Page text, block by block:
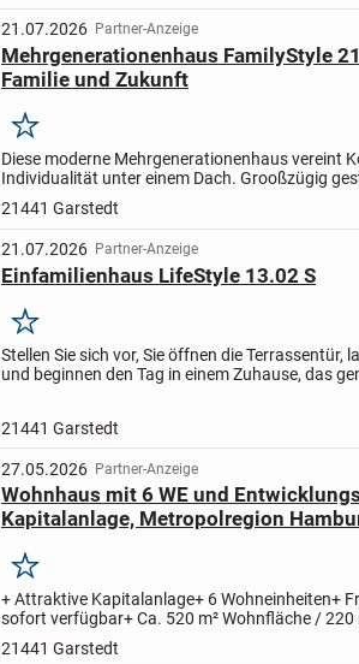
21.07.2026 Partner-Anzeige
Mehrgenerationenhaus FamilyStyle
Familie und Zukunft
Merken
Diese moderne Mehrgenerationenhaus vereint
Individualität unter einem Dach. Grooßzügig
schaffen Platz für mehrere Generationen und
21441 Garstedt
21.07.2026 Partner-Anzeige
Einfamilienhaus LifeStyle 13.02 S
Merken
Stellen Sie sich vor, Sie öffnen die Terrassentür,
und beginnen den Tag in einem Zuhause, das
21441 Garstedt
27.05.2026 Partner-Anzeige
Wohnhaus mit 6 WE und
Kapitalanlage, Metropolregion
Merken
+ Attraktive Kapitalanlage+ 6 Wohneinheiten+
sofort verfügbar+ Ca. 520 m² Wohnfläche /
+ Aktuelle Jahresnettomiete: 49.171 €
21441 Garstedt